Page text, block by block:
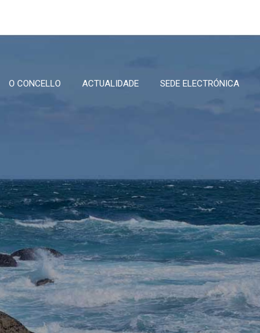
O CONCELLO ACTUALIDADE SEDE ELECTRÓNICA